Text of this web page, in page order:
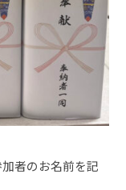
者のお名前を記